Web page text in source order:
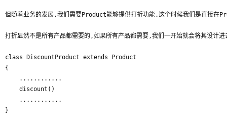
但随着业务的发展,我们需要Product能够提供打折功能.这个时候我们是直接在
打折显然不是所有产品都需要的,如果所有产品都需要,我们一开始就会将其设
class DiscountProduct extends Product
{
    ............
    discount()
    ............